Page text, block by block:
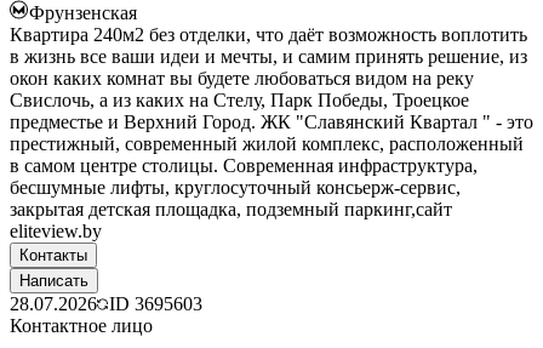
Фрунзенская
Квартира 240м2 без отделки, что даёт возможность воплотить
в жизнь все ваши идеи и мечты, и самим принять решение, из
окон каких комнат вы будете любоваться видом на реку
Свислочь, а из каких на Стелу, Парк Победы, Троецкое
предместье и Верхний Город. ЖК "Славянский Квартал " - это
престижный, современный жилой комплекс, расположенный
в самом центре столицы. Современная инфраструктура,
бесшумные лифты, круглосуточный консьерж-сервис,
закрытая детская площадка, подземный паркинг,сайт
eliteview.by
Контакты
Написать
28.07.2026 ID 3695603
Контактное лицо